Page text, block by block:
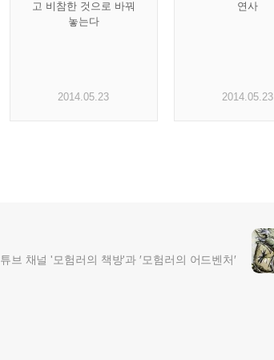
고 비참한 것으로 바꿔
놓는다
2014.05.23
연사
2014.05.23
채널 '모험러의 책방'과 ′모험러의 어드벤처′